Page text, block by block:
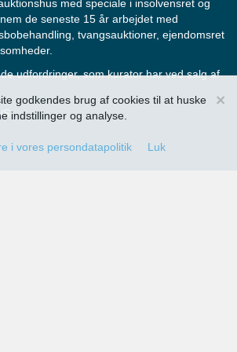
×
godkendes brug af cookies til at huske
indstillinger og analyse.
i vores persondatapolitik Luk
med speciale i insolvensret og
de seneste 15 år arbejdet med
tvangsauktioner, ejendomsret
udfordringer, som kurator har ved salg af
S